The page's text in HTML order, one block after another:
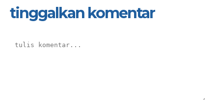
tinggalkan komentar